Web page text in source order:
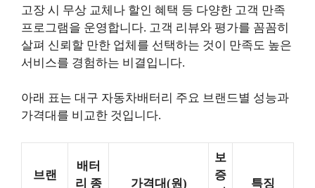
고장 시 무상 교체나 할인 혜택 등 다양한 고객 만족
프로그램을 운영합니다. 고객 리뷰와 평가를 꼼꼼히
살펴 신뢰할 만한 업체를 선택하는 것이 만족도 높은
서비스를 경험하는 비결입니다.
아래 표는 대구 자동차배터리 주요 브랜드별 성능과
가격대를 비교한 것입니다.
브랜
배터
리 종
가격대(원)
보
증
특징